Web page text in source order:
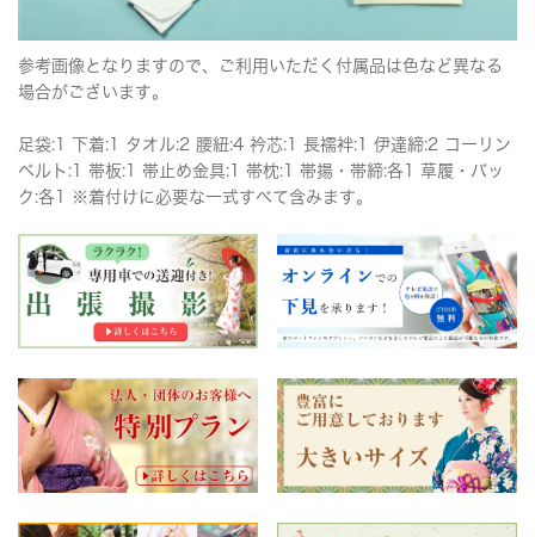
参考画像となりますので、ご利用いただく付属品は色など異なる
場合がございます。
足袋:1 下着:1 タオル:2 腰紐:4 衿芯:1 長襦袢:1 伊達締:2 コーリン
ベルト:1 帯板:1 帯止め金具:1 帯枕:1 帯揚・帯締:各1 草履・バッ
ク:各1 ※着付けに必要な一式すべて含みます。